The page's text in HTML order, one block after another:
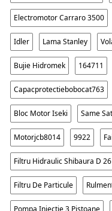
Electromotor Carraro 3500
Idler Lama Stanley
Bujie Hidromek 164711
Capacprotectiebobocat763
Bloc Motor Iseki Same
Motorjcb8014 9922
Filtru Hidraulic Shibaura D 26
Filtru De Particule